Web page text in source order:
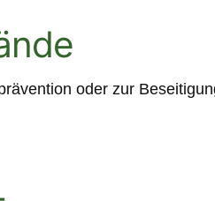
oder zur